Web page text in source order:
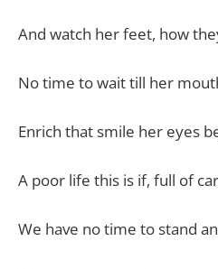
And watch her feet, how
No time to wait till her
Enrich that smile her eyes
A poor life this is if, full of
We have no time to stand